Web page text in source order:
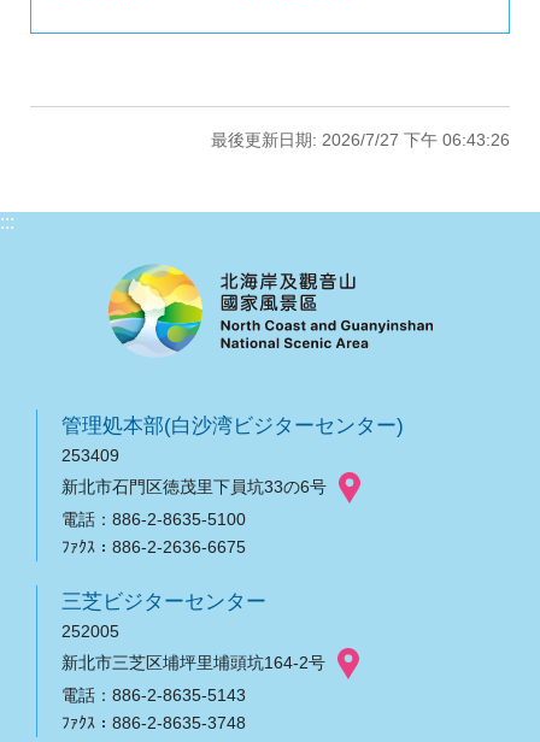
最後更新日期: 2026/7/27 下午 06:43:26
:::
管理処本部(白沙湾ビジターセンター)
253409
新北市石門区徳茂里下員坑33の6号
電話：886-2-8635-5100
ﾌｧｸｽ：886-2-2636-6675
三芝ビジターセンター
252005
新北市三芝区埔坪里埔頭坑164-2号
電話：886-2-8635-5143
ﾌｧｸｽ：886-2-8635-3748